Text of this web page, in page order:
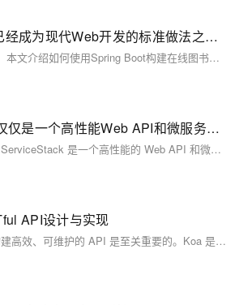
构建RESTful API已经成为现代Web开发的标准做法之一。Spring Boot框架因其简洁的配置、快速的启动特性及丰富的功能集而备受开发者青睐。
【10月更文挑战第11天】本文介绍如何使用Spring Boot构建在线图书管理系统的RESTful API。通过创建Spring Boot项目，定义`Book`实体类、`BookRepository`接口和`BookService`服务类，最后实现`BookController`控制器来处理HTTP请求，展示了从基础环境搭建到API测试的完整过程。
ServiceStack：不仅仅是一个高性能Web API和微服务框架，更是一站式解决方案——深入解析其多协议支持及简便开发流程，带您体验前所未有的.NET开发效率革命
【10月更文挑战第9天】ServiceStack 是一个高性能的 Web API 和微服务框架，支持 JSON、XML、CSV 等多种数据格式。它简化了 .NET 应用的开发流程，提供了直观的 RESTful 服务构建方式。ServiceStack 支持高并发请求和复杂业务逻辑，安装简单，通过 NuGet 包管理器即可快速集成。示例代码展示了如何创建一个返回当前日期的简单服务，包括定义请求和响应 DTO、实现服务逻辑、配置路由和宿主。ServiceStack 还支持 WebSocket、SignalR 等实时通信协议，具备自动验证、自动过滤器等丰富功能，适合快速搭建高性能、可扩展的服务端应用。
API设计与实现
在现代 Web 开发中，构建高效、可维护的 API 是至关重要的。Koa 是一个流行的 Node.js Web 应用框架，它具有简洁、灵活和强大的特性，非常适合用于设计和实现 RESTful API。